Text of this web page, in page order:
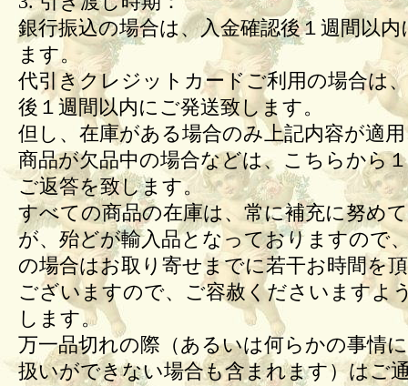
銀行振込の場合は、入金確認後１週間以内
ます。
代引きクレジットカードご利用の場合は
後１週間以内にご発送致します。
但し、在庫がある場合のみ上記内容が適
商品が欠品中の場合などは、こちらから
ご返答を致します。
すべての商品の在庫は、常に補充に努め
が、殆どが輸入品となっておりますので
の場合はお取り寄せまでに若干お時間を
ございますので、ご容赦くださいますよ
します。
万一品切れの際（あるいは何らかの事情
扱いができない場合も含まれます）はご